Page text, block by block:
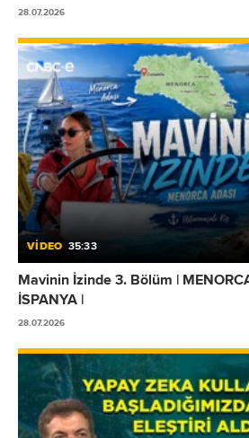
28.07.2026
VİDEO 35:33
Mavinin İzinde 3. Bölüm |
İSPANYA |
28.07.2026